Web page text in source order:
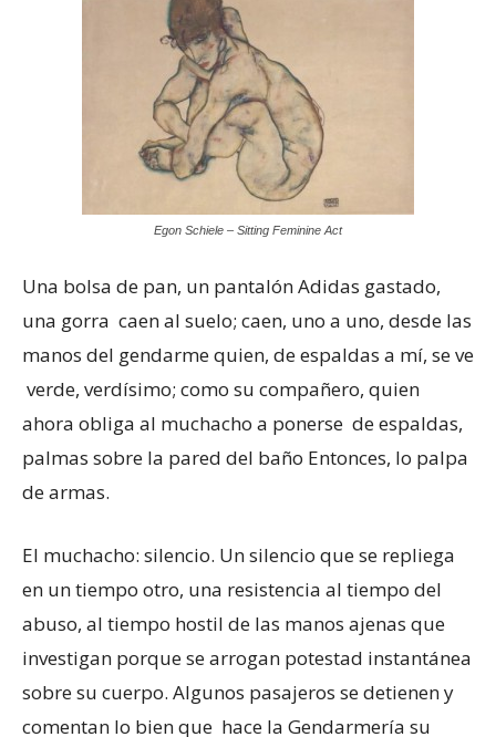
Egon Schiele – Sitting Feminine Act
Una bolsa de pan, un pantalón Adidas gastado,
una gorra caen al suelo; caen, uno a uno, desde las
manos del gendarme quien, de espaldas a mí, se ve
verde, verdísimo; como su compañero, quien
ahora obliga al muchacho a ponerse de espaldas,
palmas sobre la pared del baño Entonces, lo palpa
de armas.
El muchacho: silencio. Un silencio que se repliega
en un tiempo otro, una resistencia al tiempo del
abuso, al tiempo hostil de las manos ajenas que
investigan porque se arrogan potestad instantánea
sobre su cuerpo. Algunos pasajeros se detienen y
comentan lo bien que hace la Gendarmería su